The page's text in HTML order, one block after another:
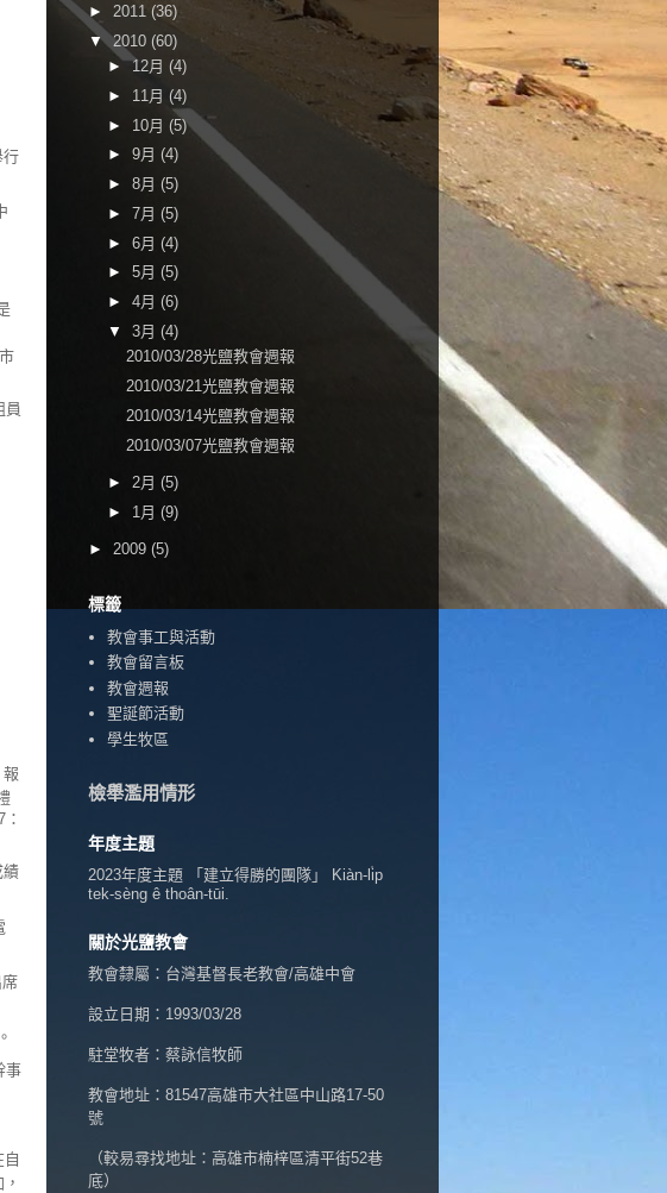
行
員
績
事
► 2011 (36)
▼2010 (60)
►12月 (4)
► 11月 (4)
► 10月 (5)
► 9月 (4)
► 8月 (5)
► 7月 (5)
► 6月 (4)
► 5月 (5)
► 4月 (6)
▼ 3月 (4)
2010/03/28光鹽教會週報
2010/03/21光鹽教會週報
2010/03/14光鹽教會週報
2010/03/07光鹽教會週報
► 2月 (5)
► 1月 (9)
► 2009 (5)
標籤
教會事工與活動
教會留言板
教會週報
聖誕節活動
學生牧區
檢舉濫用情形
年度主題
2023年度主題 「建立得勝的團隊」 Kiàn-li̍p
tek-sèng ê thoân-tūi.
關於光鹽教會
教會隸屬：台灣基督長老教會/高雄中會
設立日期：1993/03/28
駐堂牧者：蔡詠信牧師
教會地址： 81547高雄市大社區中山路17-50
號
（較易尋找地址：高雄市楠梓區清平街52巷
底）